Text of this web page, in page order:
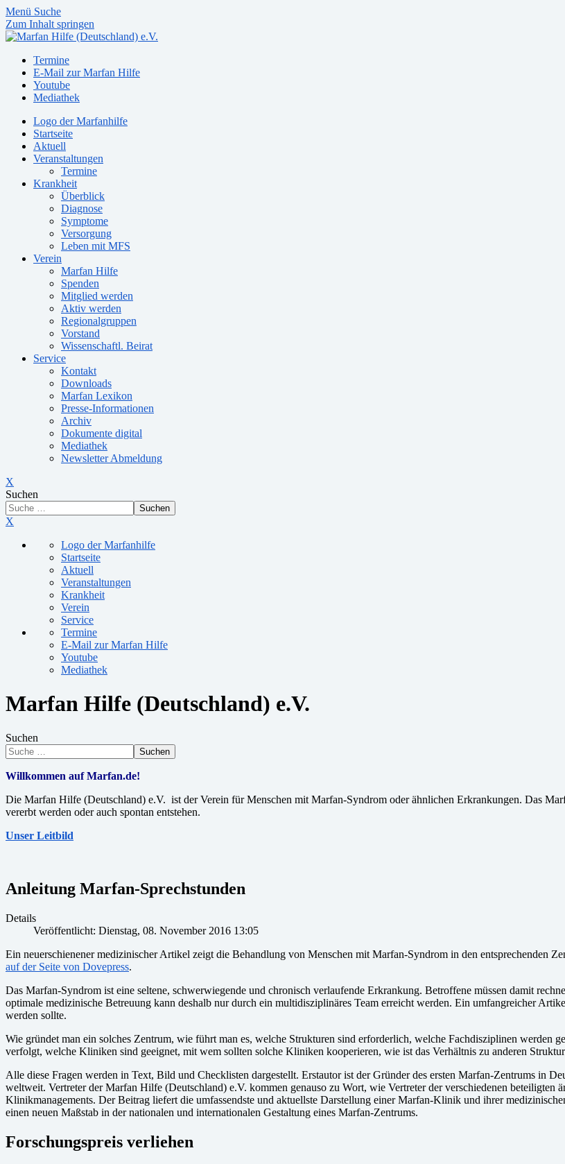
Menü Suche
Zum Inhalt springen
Termine
E-Mail zur Marfan Hilfe
Youtube
Mediathek
Logo der Marfanhilfe
Startseite
Aktuell
Veranstaltungen
Termine
Krankheit
Überblick
Diagnose
Symptome
Versorgung
Leben mit MFS
Verein
Marfan Hilfe
Spenden
Mitglied werden
Aktiv werden
Regionalgruppen
Vorstand
Wissenschaftl. Beirat
Service
Kontakt
Downloads
Marfan Lexikon
Presse-Informationen
Archiv
Dokumente digital
Mediathek
Newsletter Abmeldung
X
Suchen
Suchen
X
Logo der Marfanhilfe
Startseite
Aktuell
Veranstaltungen
Krankheit
Verein
Service
Termine
E-Mail zur Marfan Hilfe
Youtube
Mediathek
Marfan Hilfe (Deutschland) e.V.
Suchen
Suchen
Willkommen auf Marfan.de!
Die Marfan Hilfe (Deutschland) e.V. ist der Verein für Menschen mit Marfan-Syndrom oder ähnlichen Erkrankungen. Das
vererbt werden oder auch spontan entstehen.
Unser Leitbild
Anleitung Marfan-Sprechstunden
Details
Veröffentlicht: Dienstag, 08. November 2016 13:05
Ein neuerschienener medizinischer Artikel zeigt die Behandlung von Menschen mit Marfan-Syndrom in den entsprechenden
auf der Seite von Dovepress.
Das Marfan-Syndrom ist eine seltene, schwerwiegende und chronisch verlaufende Erkrankung. Betroffene müssen damit
optimale medizinische Betreuung kann deshalb nur durch ein multidisziplinäres Team erreicht werden. Ein umfangreicher
werden sollte.
Wie gründet man ein solches Zentrum, wie führt man es, welche Strukturen sind erforderlich, welche Fachdisziplinen werden
verfolgt, welche Kliniken sind geeignet, mit wem sollten solche Kliniken kooperieren, wie ist das Verhältnis zu anderen
Alle diese Fragen werden in Text, Bild und Checklisten dargestellt. Erstautor ist der Gründer des ersten Marfan-Zentrums in
weltweit. Vertreter der Marfan Hilfe (Deutschland) e.V. kommen genauso zu Wort, wie Vertreter der verschiedenen beteiligten
Klinikmanagements. Der Beitrag liefert die umfassendste und aktuellste Darstellung einer Marfan-Klinik und ihrer
einen neuen Maßstab in der nationalen und internationalen Gestaltung eines Marfan-Zentrums.
Forschungspreis verliehen